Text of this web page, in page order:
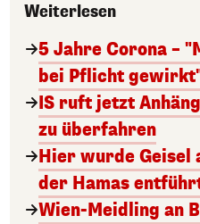
Weiterlesen
5 Jahre Corona –
bei Pflicht
IS ruft jetzt
zu überfahren
Hier wurde Geisel
der Hamas
Wien-Meidling an